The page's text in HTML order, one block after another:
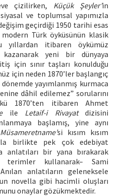
çizilirken, Küçük Şeyler’in
ve toplumsal yapımızla
geçirdiği 1950 tarihi esas
Türk öyküsünün klasik
itibaren öykümüz
yeni bir dünyaya
için sınır taşları konulduğu
için neden 1870’ler başlangıç
yayımlanmış kurmaca
dâhil edilemez” sorularını
1870’ten itibaren Ahmet
ile Letaif-i Rivayatdizisini
başlamış, yine aynı
Müsameretname’si kısım kısım
birlikte pek çok edebiyat
bir yana bırakarak
terimler kullanarak– Sami
anlatıların geleneksele
novella gibi hacimli oluşları
onaylar gözükmektedir.